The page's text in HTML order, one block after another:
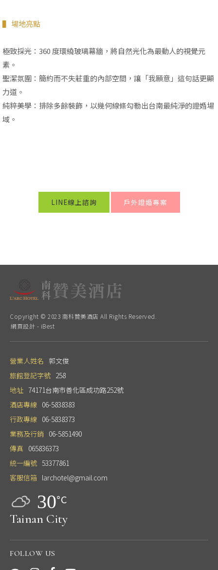
▌ 場地亮點
極致採光：360 度環繞玻璃幕牆，將自然光化為最動人的視覺元
素。
聖潔氛圍：簡約而不失莊重的內部空間，讓「我願意」這句話更顯
力道。
純粹美學：排除多餘裝飾，以幾何線條勾勒出台南最純淨的證婚場
域。
LINE線上諮詢 戶外證婚專案
Copyright © 2023 南科贊美酒店 All Rights Reserved.
網頁設計 - iBest
營業人姓名 郭文俊
旅館登記字號 258
地址 74171台南市善化區成功路252號
酒店專線 06-5838383
行政專線 06-5838373
業務及行銷 06-5851490
傳真 065836373
統一編號 53377861
客服信箱 larchotel@gmail.com
30°C
Tainan City
FOLLOW US